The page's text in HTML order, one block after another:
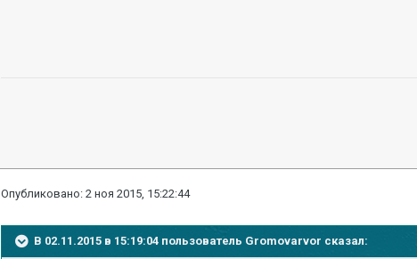
Опубликовано:2 ноя 2015, 15:22:44
В 02.11.2015 в 15:19:04 пользователь Gromovarvor сказал: